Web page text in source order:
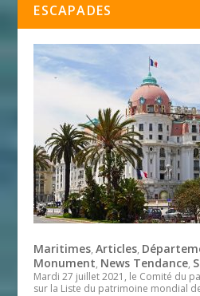
ESCAPADES
Maritimes,Articles,
Monument, News Tendance,
Mardi 27 juillet 2021, le Comité du
sur la Liste du patrimoine mondial de